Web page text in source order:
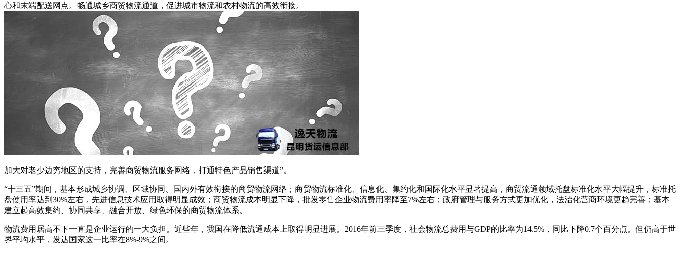
心和末端配送网点。畅通城乡商贸物流通道，促进城市物流和农村物流的高效衔接。
加大对老少边穷地区的支持，完善商贸物流服务网络，打通特色产品销售渠道”。
“十三五”期间，基本形成城乡协调、区域协同、国内外有效衔接的商贸物流网络；商贸物流标准化、信息化、集约化和国际化水平显著提高，商贸流通领域托盘标准化水平大幅提升，标准托
盘使用率达到30%左右，先进信息技术应用取得明显成效；商贸物流成本明显下降，批发零售企业物流费用率降至7%左右；政府管理与服务方式更加优化，法治化营商环境更趋完善；基本
建立起高效集约、协同共享、融合开放、绿色环保的商贸物流体系。
物流费用居高不下一直是企业运行的一大负担。近些年，我国在降低流通成本上取得明显进展。2016年前三季度，社会物流总费用与GDP的比率为14.5%，同比下降0.7个百分点。但仍高于世
界平均水平，发达国家这一比率在8%-9%之间。